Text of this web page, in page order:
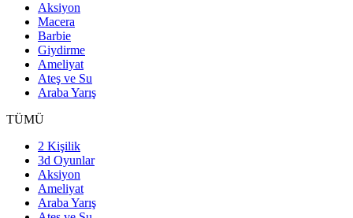
Aksiyon
Macera
Barbie
Giydirme
Ameliyat
Ateş ve Su
Araba Yarış
TÜMÜ
2 Kişilik
3d Oyunlar
Aksiyon
Ameliyat
Araba Yarış